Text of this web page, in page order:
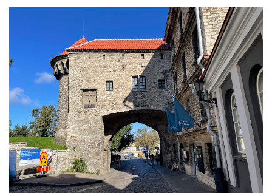
↑三人姉妹
15世紀に建てられた住宅（商家）の集合体で、美しい
ファサードが女性的やから"三人姉妹 "やねんて。
確かに男か女か言われたら女っぽい気はするけどよ
ぉ。